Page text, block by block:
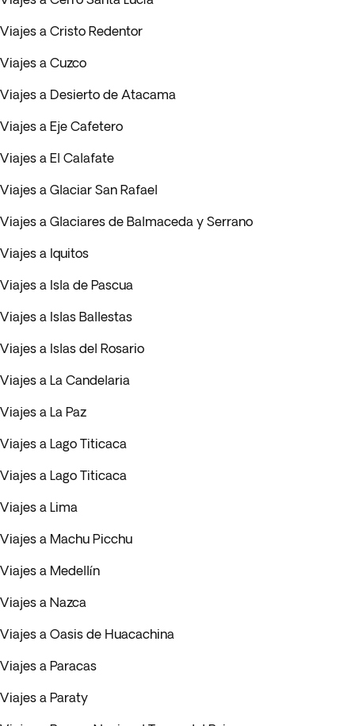
Viajes a Cristo Redentor
Viajes a Cuzco
Viajes a Desierto de Atacama
Viajes a Eje Cafetero
Viajes a El Calafate
Viajes a Glaciar San Rafael
Viajes a Glaciares de Balmaceda y Serrano
Viajes a Iquitos
Viajes a Isla de Pascua
Viajes a Islas Ballestas
Viajes a Islas del Rosario
Viajes a La Candelaria
Viajes a La Paz
Viajes a Lago Titicaca
Viajes a Lago Titicaca
Viajes a Lima
Viajes a Machu Picchu
Viajes a Medellín
Viajes a Nazca
Viajes a Oasis de Huacachina
Viajes a Paracas
Viajes a Paraty